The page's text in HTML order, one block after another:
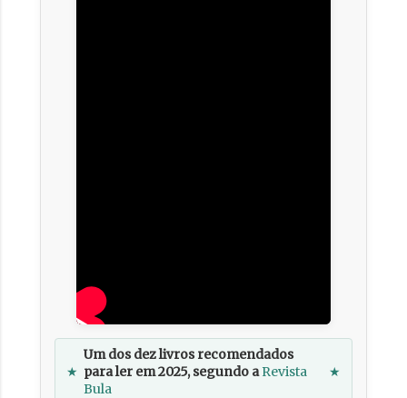
★
Um dos dez livros recomendados
para ler em 2025, segundo aRevista
Bula
★